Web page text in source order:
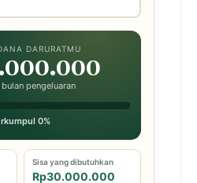
DARURATMU
pengeluaran
0%
Sisa yang dibutuhkan
Rp30.000.000